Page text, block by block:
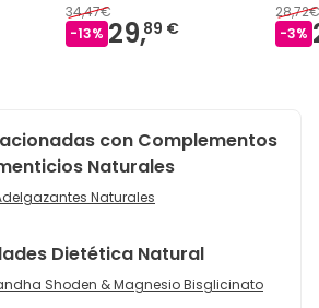
34,47€
-13% 29,89 €
28,72€
-3%
con Complementos
Naturales
Naturales
Dietética Natural
Shoden & Magnesio Bisglicinato